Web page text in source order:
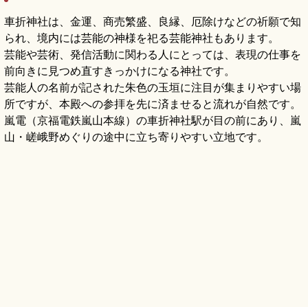
車折神社は、金運、商売繁盛、良縁、厄除けなどの祈願で知
られ、境内には芸能の神様を祀る芸能神社もあります。
芸能や芸術、発信活動に関わる人にとっては、表現の仕事を
前向きに見つめ直すきっかけになる神社です。
芸能人の名前が記された朱色の玉垣に注目が集まりやすい場
所ですが、本殿への参拝を先に済ませると流れが自然です。
嵐電（京福電鉄嵐山本線）の車折神社駅が目の前にあり、嵐
山・嵯峨野めぐりの途中に立ち寄りやすい立地です。